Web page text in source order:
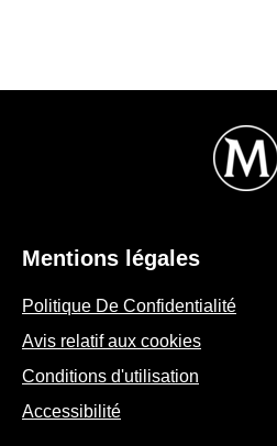
Mentions légales
Politique De Confidentialité
Avis relatif aux cookies
Conditions d'utilisation
Accessibilité